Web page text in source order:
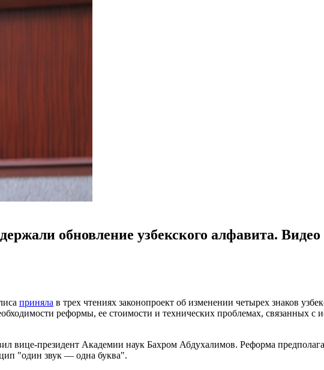
обновление узбекского алфавита. Видео
приняла в трех чтениях законопроект об изменении четырех знаков
реформы, ее стоимости и технических проблемах, связанных
вице-президент Академии наук Бахром Абдухалимов. Реформа
"один звук — одна буква".